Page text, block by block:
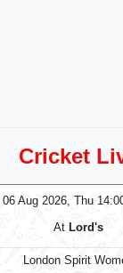
Cricket
06 Aug 2026, Thu
At Lord's
London Spirit